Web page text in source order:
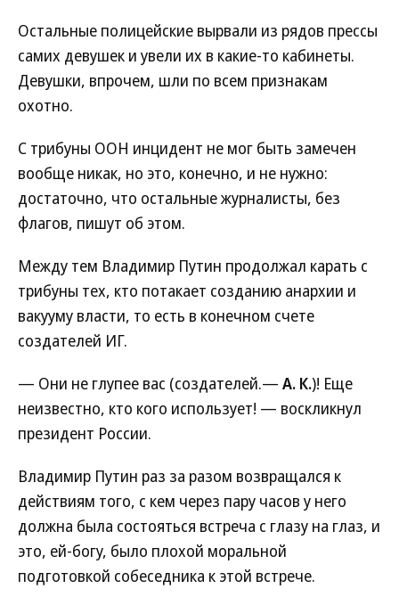
Остальные полицейские вырвали из рядов прессы
самих девушек и увели их в какие-то кабинеты.
Девушки, впрочем, шли по всем признакам
охотно.
С трибуны ООН инцидент не мог быть замечен
вообще никак, но это, конечно, и не нужно:
достаточно, что остальные журналисты, без
флагов, пишут об этом.
Между тем Владимир Путин продолжал карать с
трибуны тех, кто потакает созданию анархии и
вакууму власти, то есть в конечном счете
создателей ИГ.
— Они не глупее вас (создателей.— А. К.)! Еще
неизвестно, кто кого использует! — воскликнул
президент России.
Владимир Путин раз за разом возвращался к
действиям того, с кем через пару часов у него
должна была состояться встреча с глазу на глаз, и
это, ей-богу, было плохой моральной
подготовкой собеседника к этой встрече.